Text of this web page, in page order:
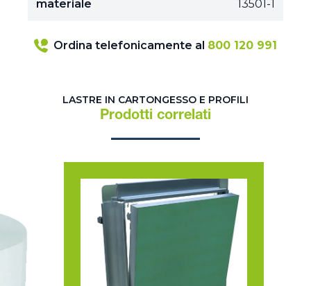
materiale 13501-1
Ordina telefonicamente al 800 120 991
LASTRE IN CARTONGESSO E PROFILI
Prodotti correlati